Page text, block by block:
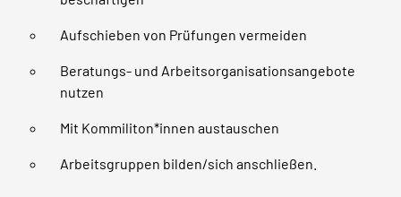
Aufschieben von Prüfungen vermeiden
Beratungs- und Arbeitsorganisationsangebote
nutzen
Mit Kommiliton*innen austauschen
Arbeitsgruppen bilden/sich anschließen.